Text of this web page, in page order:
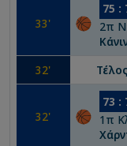
33'
75 :
2π
32'
32'
73 :
1 π